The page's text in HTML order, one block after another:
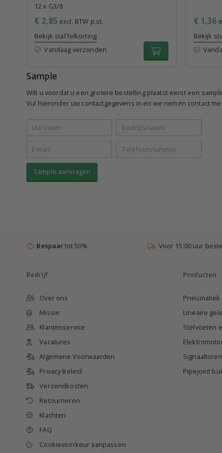
12 x G3/8
€ 2,85 excl. BTW p.st.
Bekijk staffelkorting
Vandaag verzonden
€ 1,36
Bekijk
Sample
Wilt u voordat u een grotere bestelling plaatst eerst een
Vul hieronder uw contactgegevens in en we nemen contact
Sample aanvragen
Bespaar tot 50% Voor 15:00 uur
Bedrijf
Over ons
Missie
Klantenservice
Vacatures
Algemene Voorwaarden
Privacy Beleid
Verzendkosten
Retourneren
Klachten
FAQ
Cookievoorkeur aanpassen
Producten
Pneumatiek
Lineaire
Stelvoeten
Pipejoint